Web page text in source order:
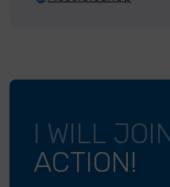
I WILL
ACTION!